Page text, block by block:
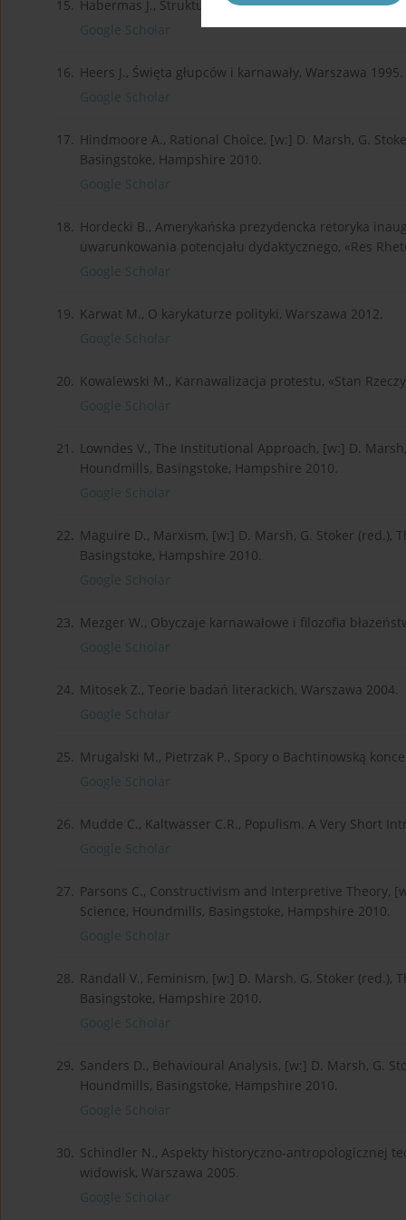
15. Habermas J., Strukturalne przeobrażenia sfery
Google Scholar
16. Heers J., Święta głupców i karnawały, Warszawa 1995.
Google Scholar
17. Hindmoore A., Rational Choice, [w:] D. Marsh, G.
Basingstoke, Hampshire 2010.
Google Scholar
18. Hordecki B., Amerykańska prezydencka retoryka
uwarunkowania potencjału dydaktycznego, «Res
Google Scholar
19. Karwat M., O karykaturze polityki, Warszawa 2012.
Google Scholar
20. Kowalewski M., Karnawalizacja protestu, «Stan
Google Scholar
21. Lowndes V., The Institutional Approach, [w:] D.
Houndmills, Basingstoke, Hampshire 2010.
Google Scholar
22. Maguire D., Marxism, [w:] D. Marsh, G. Stoker
Basingstoke, Hampshire 2010.
Google Scholar
23. Mezger W., Obyczaje karnawałowe i filozofia
Google Scholar
24. Mitosek Z., Teorie badań literackich, Warszawa 2004.
Google Scholar
25. Mrugalski M., Pietrzak P., Spory o Bachtinowską
Google Scholar
26. Mudde C., Kaltwasser C.R., Populism. A Very Short
Google Scholar
27. Parsons C., Constructivism and Interpretive Theory,
Science, Houndmills, Basingstoke, Hampshire 2010.
Google Scholar
28. Randall V., Feminism, [w:] D. Marsh, G. Stoker
Basingstoke, Hampshire 2010.
Google Scholar
29. Sanders D., Behavioural Analysis, [w:] D. Marsh, G.
Houndmills, Basingstoke, Hampshire 2010.
Google Scholar
30. Schindler N., Aspekty historyczno-antropologicznej
widowisk, Warszawa 2005.
Google Scholar